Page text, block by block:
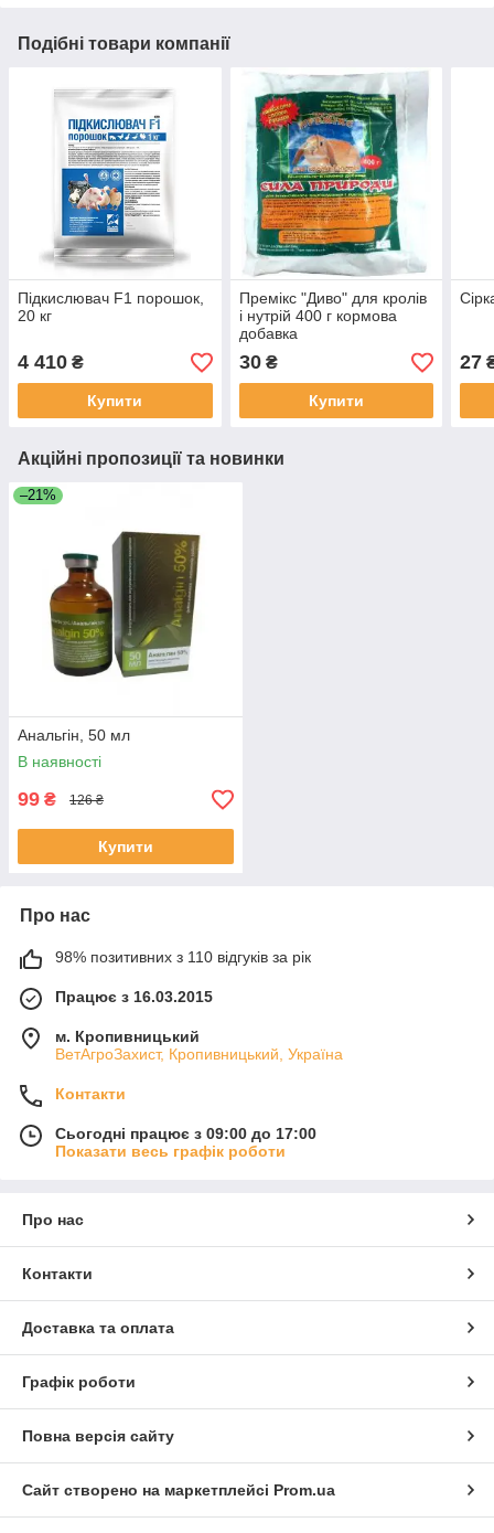
Подібні товари компанії
Підкислювач F1 порошок,
20 кг
4 410 ₴
Купити
Премікс "Диво" для кролів
і нутрій 400 г кормова
добавка
30₴
Купити
27
Акційні пропозиції та новинки
–21%
Анальгін, 50 мл
В наявності
99 ₴ 126 ₴
Купити
Про нас
98% позитивних з 110 відгуків за рік
Працює з 16.03.2015
м. Кропивницький
ВетАгроЗахист, Кропивницький, Україна
Контакти
Сьогодні працює з 09:00 до 17:00
Показати весь графік роботи
Про нас
Контакти
Доставка та оплата
Графік роботи
Повна версія сайту
Сайт створено на маркетплейсі Prom.ua